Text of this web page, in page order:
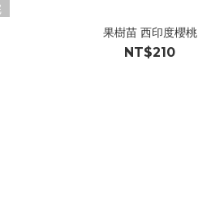
果樹苗 西印度櫻桃
NT$210